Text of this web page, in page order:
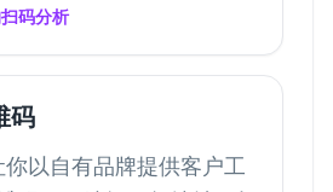
码分析
码
以自有品牌提供客户工